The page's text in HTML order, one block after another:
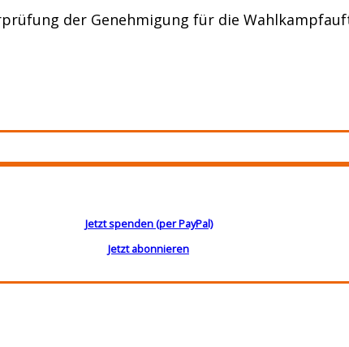
der Genehmigung für die
Jetzt spenden (per PayPal)
Jetzt abonnieren